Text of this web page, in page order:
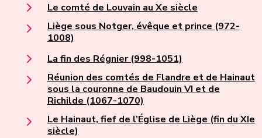
Le comté de Louvain au Xe siècle
Liège sous Notger, évêque et prince (972-
1008)
La fin des Régnier (998-1051)
Réunion des comtés de Flandre et de Hainaut
sous la couronne de Baudouin VI et de
Richilde (1067-1070)
Le Hainaut, fief de l’Église de Liège (fin du XIe
siècle)